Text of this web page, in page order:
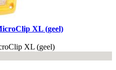
XL (geel)
XL (geel)